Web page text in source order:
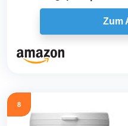
Zum
8